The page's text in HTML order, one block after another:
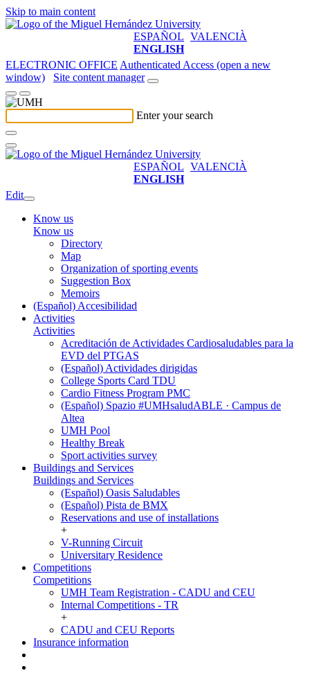
Skip to main content
ESPAÑOL VALENCIÀ
ENGLISH
ELECTRONIC OFFICE Authenticated Access (open a new
window)
Site content manager
Enter your search
ESPAÑOL VALENCIÀ
ENGLISH
Edit
Know us
Know us
Directory
Map
Organization of sporting events
Suggestion Box
Memoirs
(Español) Accesibilidad
Activities
Activities
Acreditación de Actividades Cardiosaludables para la
EVD del PTGAS
(Español) Actividades dirigidas
College Sports Card TDU
Cardio Fitness Program PMC
(Español) Spazio #UMHsaludABLE · Campus de
Altea
UMH Pool
Healthy Break
Sport activities survey
Buildings and Services
Buildings and Services
(Español) Oasis Saludables
(Español) Pista de BMX
Reservations and use of installations
+
V-Running Circuit
Universitary Residence
Competitions
Competitions
UMH Team Registration - CADU and CEU
Internal Competitions - TR
+
CADU and CEU Reports
Insurance information